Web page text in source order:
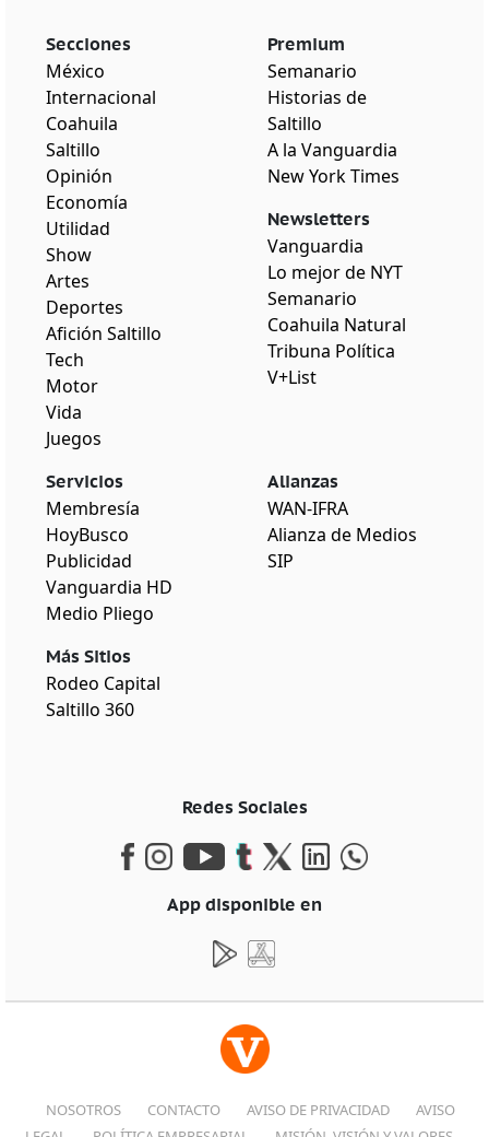
Secciones
México
Internacional
Coahuila
Saltillo
Opinión
Economía
Utilidad
Show
Artes
Deportes
Afición Saltillo
Tech
Motor
Vida
Juegos
Premium
Semanario
Historias de
Saltillo
A la Vanguardia
New York Times
Newsletters
Vanguardia
Lo mejor de NYT
Semanario
Coahuila Natural
Tribuna Política
V+List
Servicios
Membresía
HoyBusco
Publicidad
Vanguardia HD
Medio Pliego
Más Sitios
Rodeo Capital
Saltillo 360
Alianzas
WAN-IFRA
Alianza de Medios
SIP
Redes Sociales
App disponible en
NOSOTROS CONTACTO AVISO DE PRIVACIDAD
AVISO